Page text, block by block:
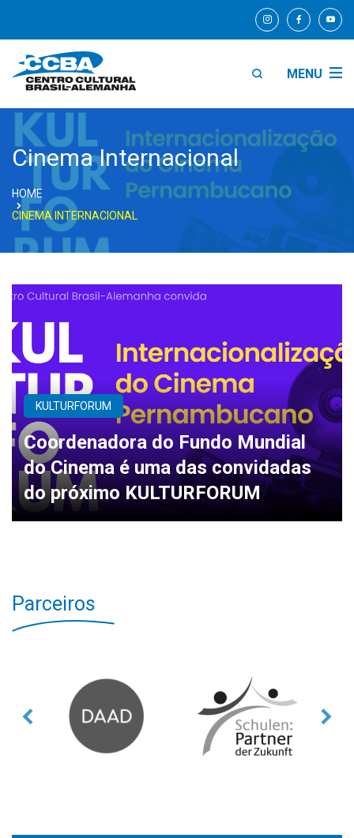
MENU
Cinema Internacional
HOME
CINEMA INTERNACIONAL
KULTURFORUM
Coordenadora do Fundo Mundial
do Cinema é uma das convidadas
do próximo KULTURFORUM
Parceiros